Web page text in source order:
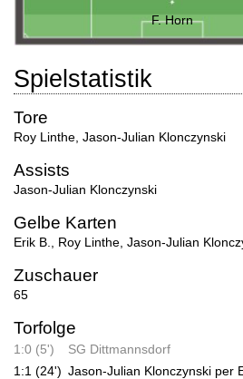
F. Horn
Spielstatistik
Tore
Roy Linthe Jason-Julian Klonczynski
Assists
Jason-Julian Klonczynski
Gelbe Karten
Erik B. Roy Linthe Jason-Julian
Zuschauer
65
Torfolge
1:0 (5')
SG Dittmannsdorf
1:1 (24') Jason-Julian Klonczynski per